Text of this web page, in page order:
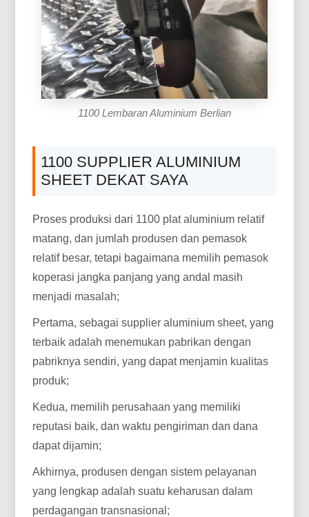
1100 Lembaran Aluminium Berlian
1100 SUPPLIER ALUMINIUM
SHEET DEKAT SAYA
Proses produksi dari 1100 plat aluminium relatif
matang, dan jumlah produsen dan pemasok
relatif besar, tetapi bagaimana memilih pemasok
koperasi jangka panjang yang andal masih
menjadi masalah;
Pertama, sebagai supplier aluminium sheet, yang
terbaik adalah menemukan pabrikan dengan
pabriknya sendiri, yang dapat menjamin kualitas
produk;
Kedua, memilih perusahaan yang memiliki
reputasi baik, dan waktu pengiriman dan dana
dapat dijamin;
Akhirnya, produsen dengan sistem pelayanan
yang lengkap adalah suatu keharusan dalam
perdagangan transnasional;